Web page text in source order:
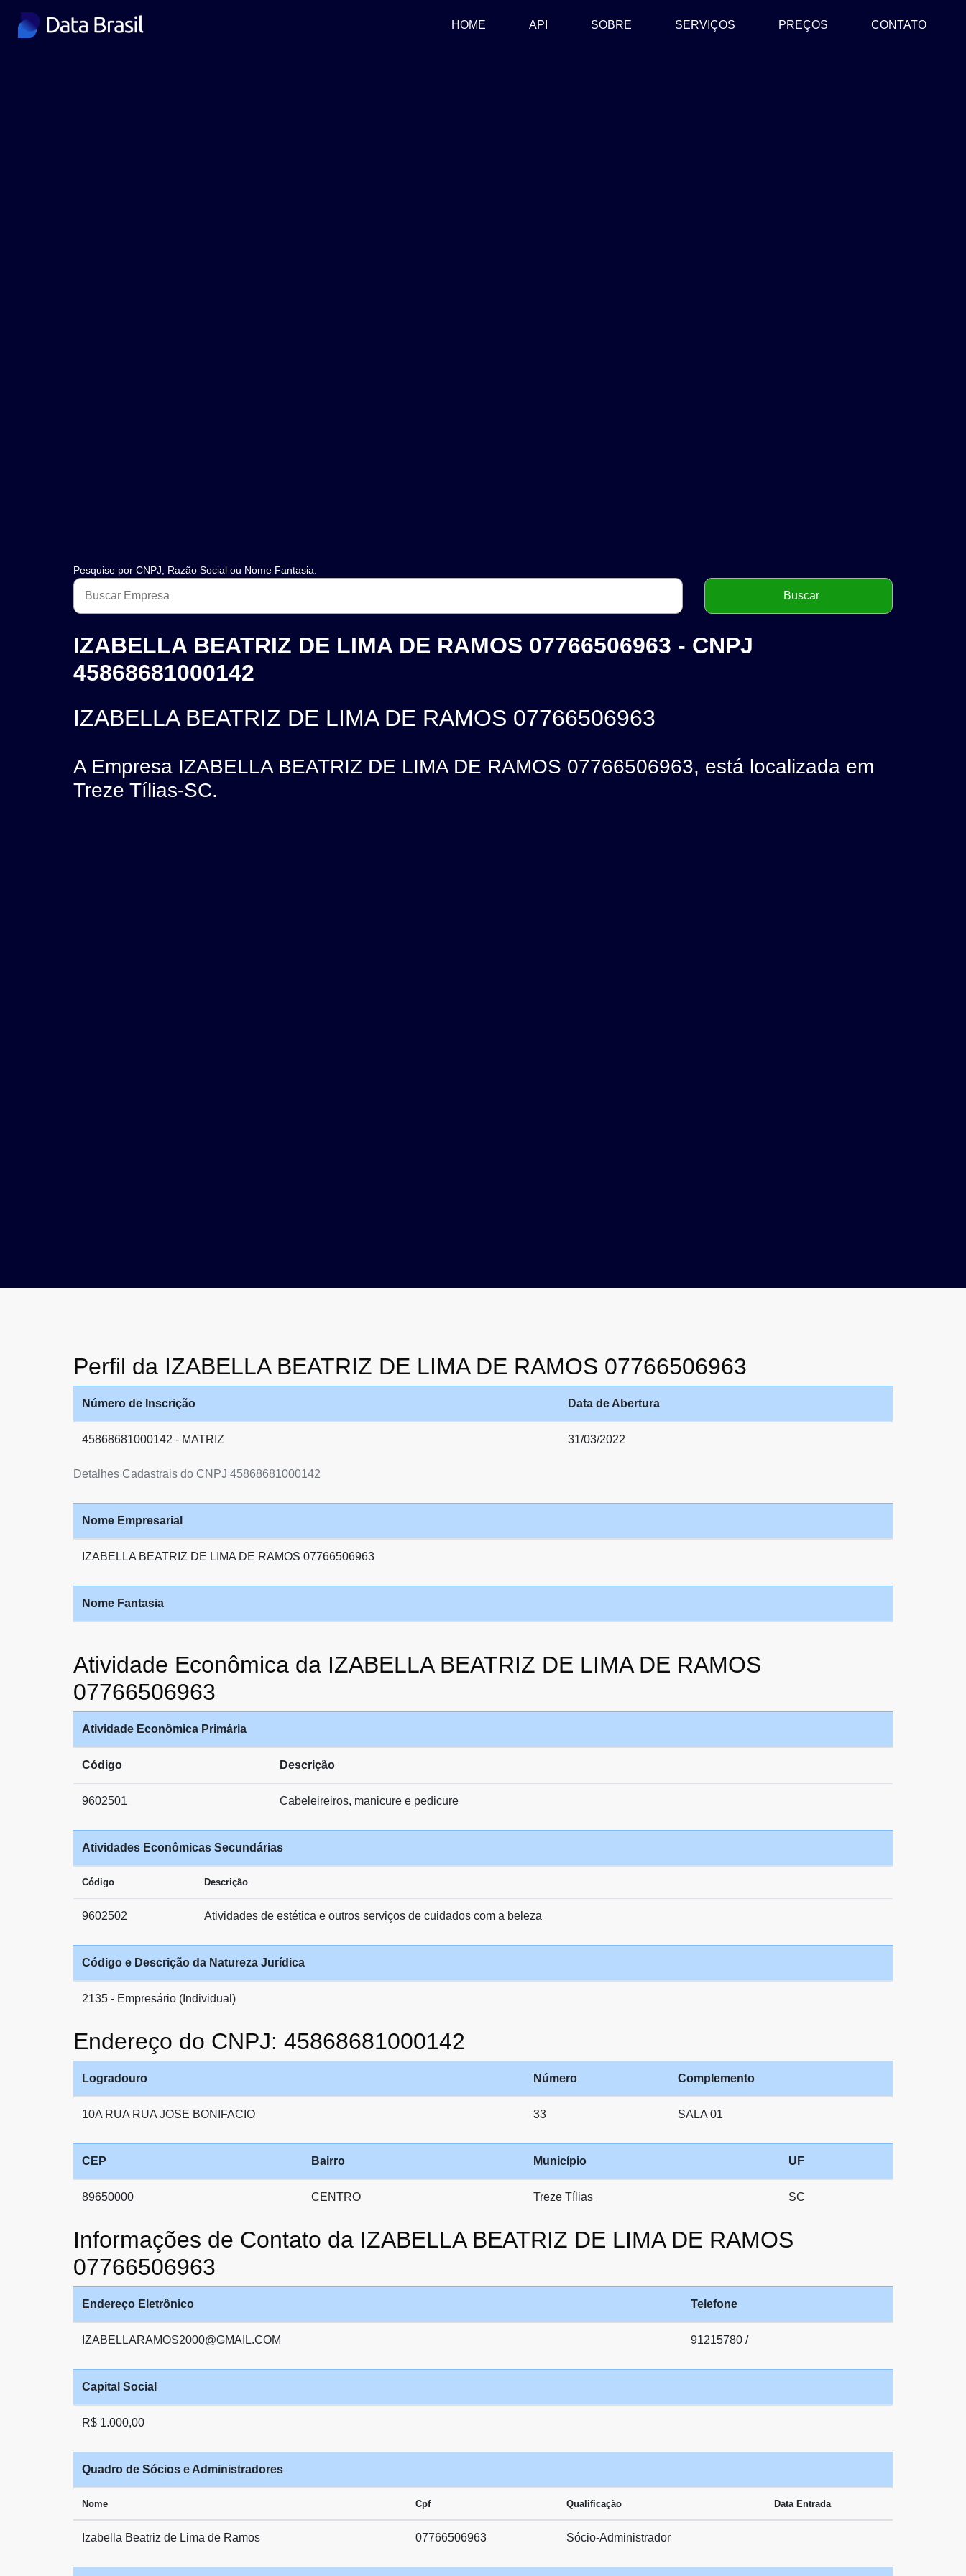
HOME (CURRENT)
API SOBRE SERVIÇOS PREÇOS CONTATO
Pesquise por CNPJ, Razão Social ou Nome Fantasia.
IZABELLA BEATRIZ DE LIMA DE RAMOS 07766506963 - CNPJ
45868681000142
IZABELLA BEATRIZ DE LIMA DE RAMOS 07766506963
A Empresa IZABELLA BEATRIZ DE LIMA DE RAMOS 07766506963, está localizada em
Treze Tílias-SC.
Perfil da IZABELLA BEATRIZ DE LIMA DE RAMOS 07766506963
Detalhes Cadastrais do CNPJ 45868681000142
Número de Inscrição Data de Abertura
45868681000142 - MATRIZ 31/03/2022
Nome Empresarial
IZABELLA BEATRIZ DE LIMA DE RAMOS 07766506963
Nome Fantasia
Atividade Econômica da IZABELLA BEATRIZ DE LIMA DE RAMOS
07766506963
Atividade Econômica Primária
Código Descrição
9602501 Cabeleireiros, manicure e pedicure
Atividades Econômicas Secundárias
Código Descrição
9602502 Atividades de estética e outros serviços de cuidados com a beleza
Código e Descrição da Natureza Jurídica
2135 - Empresário (Individual)
Endereço do CNPJ: 45868681000142
Logradouro Número Complemento
10A RUA RUA JOSE BONIFACIO 33 SALA 01
CEP Bairro Município UF
89650000 CENTRO Treze Tílias SC
Informações de Contato da IZABELLA BEATRIZ DE LIMA DE RAMOS
07766506963
Endereço Eletrônico Telefone
IZABELLARAMOS2000@GMAIL.COM 91215780 /
Capital Social
R$ 1.000,00
Quadro de Sócios e Administradores
Nome Cpf Qualificação Data Entrada
Izabella Beatriz de Lima de Ramos 07766506963 Sócio-Administrador